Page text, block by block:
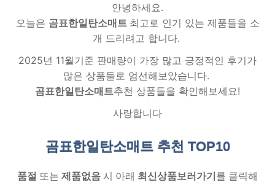
안녕하세요.
오늘은 곰표한일탄소매트 최고로 인기 있는 제품들을 소
개 드리려고 합니다.
2025년 11월기준 판매량이 가장 많고 긍정적인 후기가
많은 상품들로 엄선해보았습니다.
곰표한일탄소매트추천 상품들을 확인해보세요!
사랑합니다
곰표한일탄소매트 추천 TOP10
품절 또는 제품없음 시 아래 최신상품보러가기 를 클릭해